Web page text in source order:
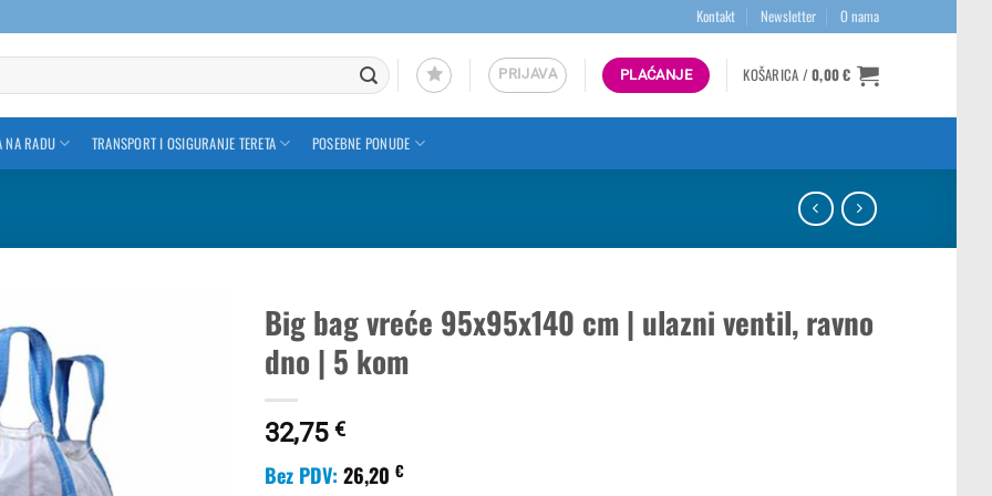
Kontakt Newsletter O nama
PRIJAVA PLAĆANJE KOŠARICA /0,00€
NA RADU TRANSPORT I OSIGURANJE TERETA POSEBNE PONUDE
Big bag vreće 95x95x140 cm | ulazni ventil, ravno
dno | 5 kom
32,75 €
Bez PDV: 26,20 €